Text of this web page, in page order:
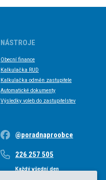
NÁSTROJE
Obecní finance
Kalkulačka RUD
Kalkulačka odměn zastupitele
Automatické dokumenty
Výsledky voleb do zastupitelstev
@poradnaproobce
226 257 505
Každý všední den